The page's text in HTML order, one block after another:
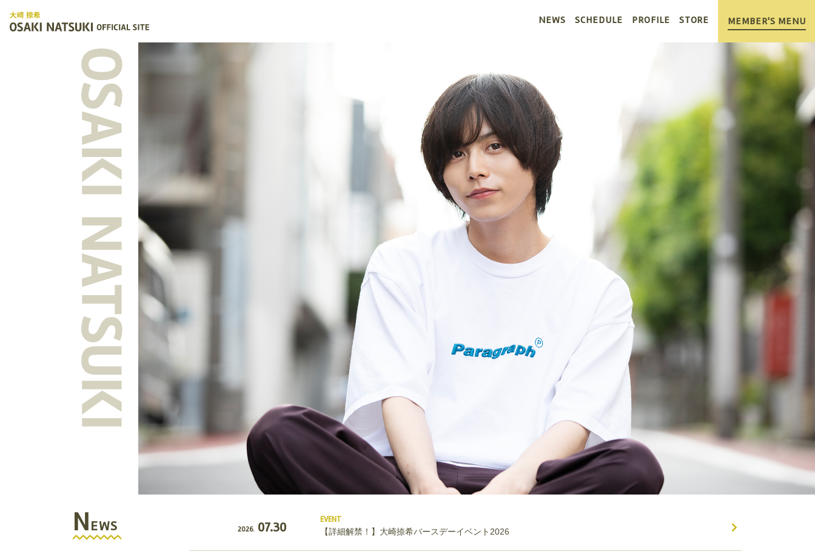
NEWS SCHEDULE PROFILE STORE MEMBER'S MENU
NEWS 2026. 07.30
EVENT
【詳細解禁！】大崎捺希バースデーイベント2026